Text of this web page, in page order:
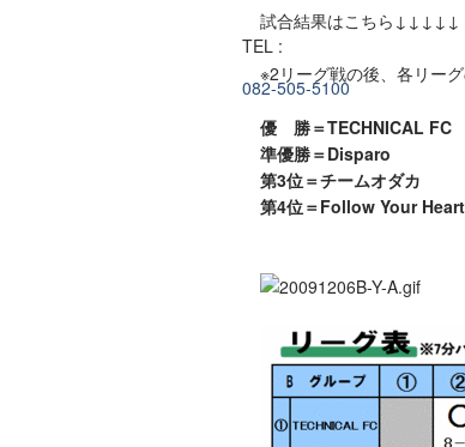
TEL :
082-505-5100
試合結果はこちら↓↓↓↓↓
※2リーグ戦の後、各リー
優 勝＝TECHNICAL FC
準優勝＝Disparo
第3位＝チームオダカ
第4位＝Follow Your